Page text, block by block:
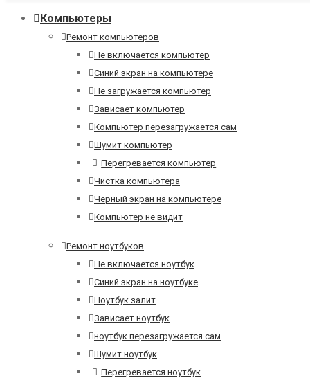
Компьютеры
Ремонт компьютеров
Не включается компьютер
Синий экран на компьютере
Не загружается компьютер
Зависает компьютер
Компьютер перезагружается сам
Шумит компьютер
Перегревается компьютер
Чистка компьютера
Черный экран на компьютере
Компьютер не видит
Ремонт ноутбуков
Не включается ноутбук
Синий экран на ноутбуке
Ноутбук залит
Зависает ноутбук
ноутбук перезагружается сам
Шумит ноутбук
Перегревается ноутбук